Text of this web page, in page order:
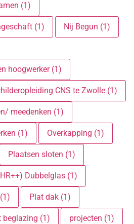
(1)
(1) Nij Begun (1)
werken hoogwerker (1)
CNS te Zwolle (1)
meedenken (1)
(1) Overkapping (1)
Plaatsen sloten (1)
Dubbelglas (1)
Plat dak (1)
beglazing (1) projecten (1)